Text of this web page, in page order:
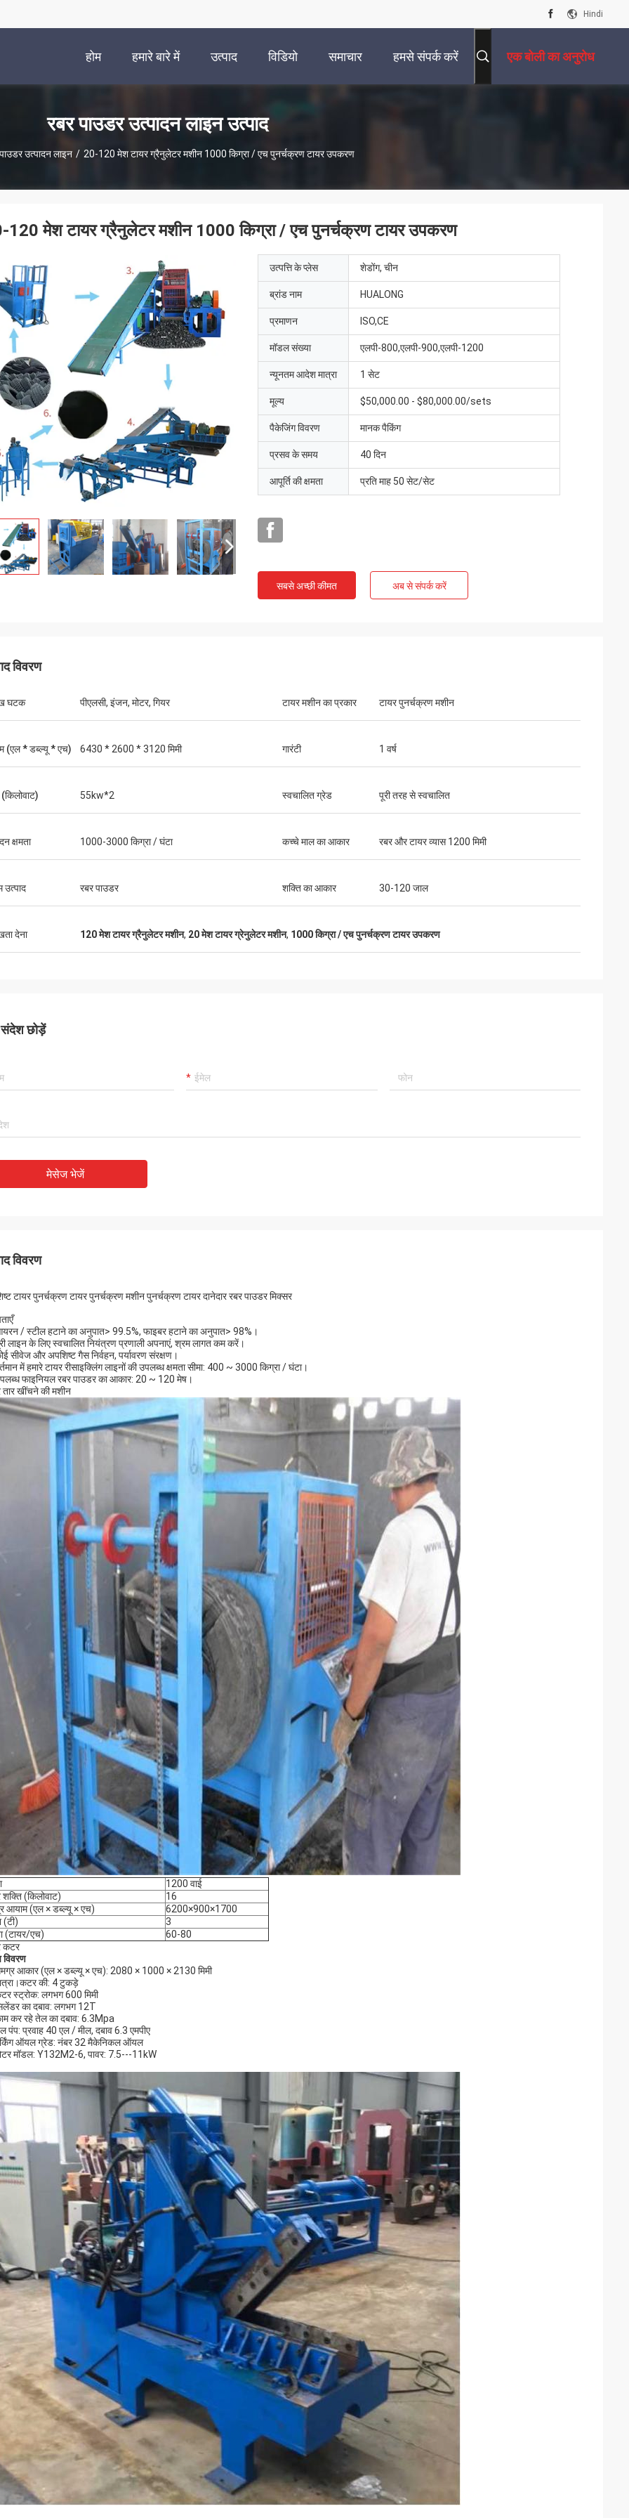
Hindi
होम हमारे बारे में उत्पाद विडियो समाचार हमसे संपर्क करें एक बोली का अनुरोध
रबर पाउडर उत्पादन लाइन उत्पाद
उत्पादन लाइन / 20-120 मेश टायर ग्रैनुलेटर मशीन 1000 किग्रा / एच पुनर्चक्रण टायर उपकरण
120 मेश टायर ग्रैनुलेटर मशीन 1000 किग्रा / एच पुनर्चक्रण टायर उपकरण
उत्पत्ति के प्लेस शेडोंग, चीन
ब्रांड नाम HUALONG
प्रमाणन ISO,CE
मॉडल संख्या एलपी-800,एलपी-900,एलपी-1200
न्यूनतम आदेश मात्रा 1 सेट
मूल्य $50,000.00 - $80,000.00/sets
पैकेजिंग विवरण मानक पैकिंग
प्रसव के समय 40 दिन
आपूर्ति की क्षमता प्रति माह 50 सेट/सेट
सबसे अच्छी कीमत अब से संपर्क करें
विवरण
घटक पीएलसी, इंजन, मोटर, गियर टायर मशीन का प्रकार टायर पुनर्चक्रण मशीन
(एल * डब्ल्यू * एच) 6430 * 2600 * 3120 मिमी गारंटी 1 वर्ष
(किलोवाट) 55kw*2 स्वचालित ग्रेड पूरी तरह से स्वचालित
क्षमता 1000-3000 किग्रा / घंटा कच्चे माल का आकार रबर और टायर व्यास 1200 मिमी
उत्पाद रबर पाउडर शक्ति का आकार 30-120 जाल
देना 120 मेश टायर ग्रैनुलेटर मशीन, 20 मेश टायर ग्रेनुलेटर मशीन, 1000 किग्रा / एच पुनर्चक्रण टायर उपकरण
छोड़ें
मेसेज भेजें
विवरण
टायर पुनर्चक्रण टायर पुनर्चक्रण मशीन पुनर्चक्रण टायर दानेदार रबर पाउडर मिक्सर
/ स्टील हटाने का अनुपात> 99.5%, फाइबर हटाने का अनुपात> 98%।
लाइन के लिए स्वचालित नियंत्रण प्रणाली अपनाएं, श्रम लागत कम करें।
सीवेज और अपशिष्ट गैस निर्वहन, पर्यावरण संरक्षण।
में हमारे टायर रीसाइक्लिंग लाइनों की उपलब्ध क्षमता सीमा: 400 ~ 3000 किग्रा / घंटा।
फाइनियल रबर पाउडर का आकार: 20 ~ 120 मेष।
तार खींचने की मशीन
1200 वाई
शक्ति (किलोवाट)
16
आयाम (एल × डब्ल्यू × एच)
6200×900×1700
3
(टायर/एच)
60-80
कटर
विवरण
आकार (एल × डब्ल्यू × एच): 2080 × 1000 × 2130 मिमी
की: 4 टुकड़े
स्ट्रोक: लगभग 600 मिमी
का दबाव: लगभग 12T
कर रहे तेल का दबाव: 6.3Mpa
पंप: प्रवाह 40 एल / मील, दबाव 6.3 एमपीए
ऑयल ग्रेड: नंबर 32 मैकेनिकल ऑयल
मॉडल: Y132M2-6, पावर: 7.5---11kW